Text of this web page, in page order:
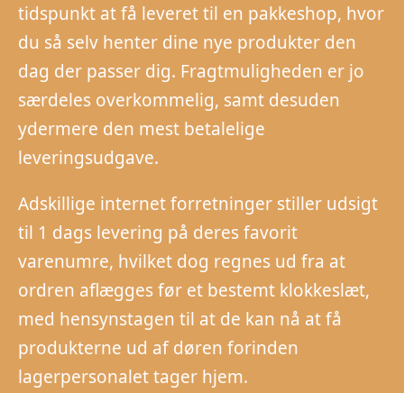
tidspunkt at få leveret til en pakkeshop, hvor
du så selv henter dine nye produkter den
dag der passer dig. Fragtmuligheden er jo
særdeles overkommelig, samt desuden
ydermere den mest betalelige
leveringsudgave.
Adskillige internet forretninger stiller udsigt
til 1 dags levering på deres favorit
varenumre, hvilket dog regnes ud fra at
ordren aflægges før et bestemt klokkeslæt,
med hensynstagen til at de kan nå at få
produkterne ud af døren forinden
lagerpersonalet tager hjem.